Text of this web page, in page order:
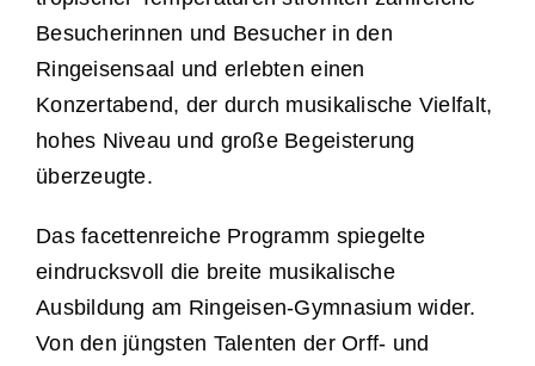
Besucherinnen und Besucher in den
Ringeisensaal und erlebten einen
Konzertabend, der durch musikalische Vielfalt,
hohes Niveau und große Begeisterung
überzeugte.
Das facettenreiche Programm spiegelte
eindrucksvoll die breite musikalische
Ausbildung am Ringeisen-Gymnasium wider.
Von den jüngsten Talenten der Orff- und